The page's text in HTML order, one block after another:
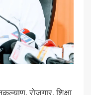
रोजगार, शिक्षा